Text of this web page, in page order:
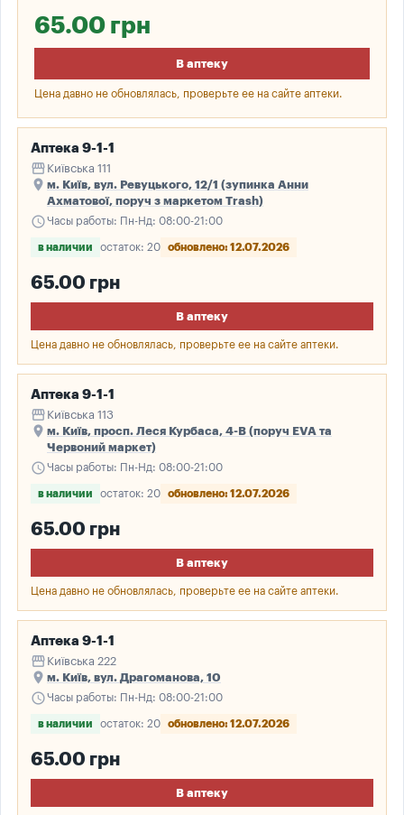
65.00 грн
В аптеку
Цена давно не обновлялась, проверьте ее на сайте аптеки.
Аптека 9-1-1
storefront Київська 111
place м. Київ, вул. Ревуцького, 12/1 (зупинка Анни
Ахматової, поруч з маркетом Trash)
scheduleЧасы работы: Пн-Нд: 08:00-21:00
в наличии остаток: 20 обновлено: 12.07.2026
65.00 грн
В аптеку
Цена давно не обновлялась, проверьте ее на сайте аптеки.
Аптека 9-1-1
storefront Київська 113
place м. Київ, просп. Леся Курбаса, 4-В (поруч EVA та
Червоний маркет)
scheduleЧасы работы: Пн-Нд: 08:00-21:00
в наличии остаток: 20 обновлено: 12.07.2026
65.00 грн
В аптеку
Цена давно не обновлялась, проверьте ее на сайте аптеки.
Аптека 9-1-1
storefront Київська 222
place м. Київ, вул. Драгоманова, 10
scheduleЧасы работы: Пн-Нд: 08:00-21:00
в наличии остаток: 20 обновлено: 12.07.2026
65.00 грн
В аптеку